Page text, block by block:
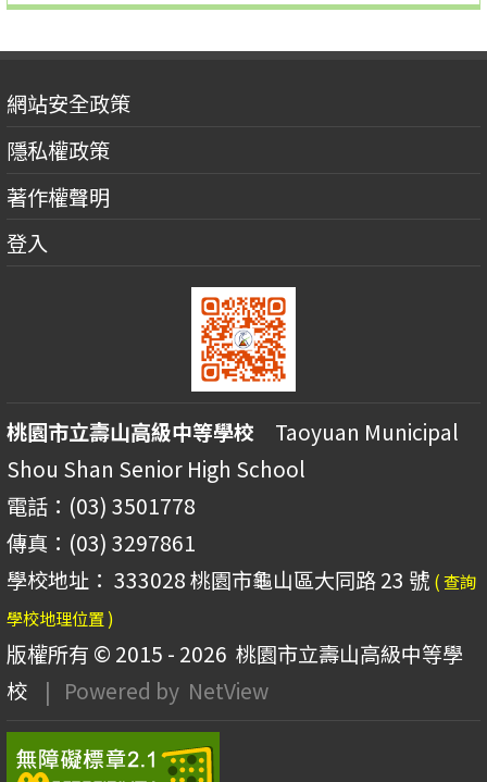
網站安全政策
隱私權政策
著作權聲明
登入
桃園市立壽山高級中等學校 Taoyuan Municipal
Shou Shan Senior High School
電話：(03) 3501778
傳真：(03) 3297861
學校地址： 333028 桃園市龜山區大同路 23 號 ( 查詢
學校地理位置 )
版權所有 © 2015 - 2026 桃園市立壽山高級中等學
校
| Powered by NetView